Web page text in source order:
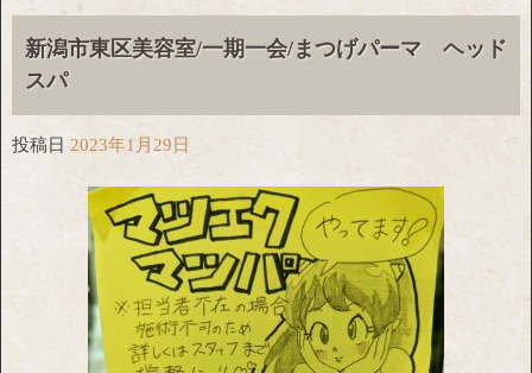
新潟市東区美容室/一期一会/まつげパーマ ヘッド
スパ
投稿日 2023年1月29日